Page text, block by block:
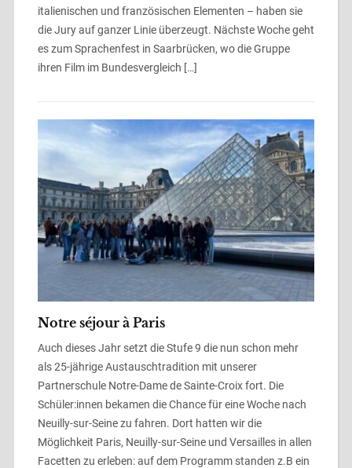
italienischen und französischen Elementen – haben sie
die Jury auf ganzer Linie überzeugt. Nächste Woche geht
es zum Sprachenfest in Saarbrücken, wo die Gruppe
ihren Film im Bundesvergleich […]
Notre séjour à Paris
Auch dieses Jahr setzt die Stufe 9 die nun schon mehr
als 25-jährige Austauschtradition mit unserer
Partnerschule Notre-Dame de Sainte-Croix fort. Die
Schüler:innen bekamen die Chance für eine Woche nach
Neuilly-sur-Seine zu fahren. Dort hatten wir die
Möglichkeit Paris, Neuilly-sur-Seine und Versailles in allen
Facetten zu erleben: auf dem Programm standen z.B ein